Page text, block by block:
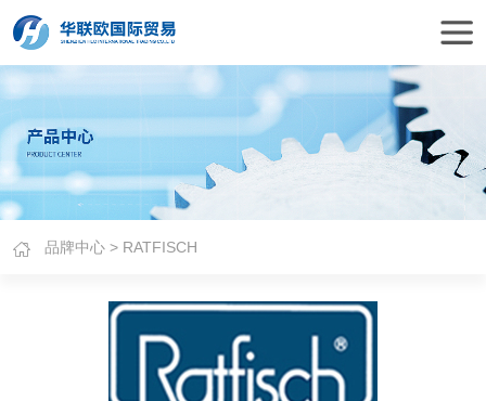
品牌中心 > RATFISCH